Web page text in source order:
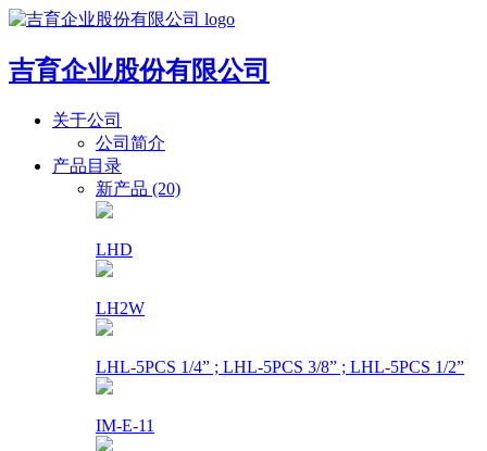
吉育企业股份有限公司
关于公司
公司简介
产品目录
新产品 (20)
LHD
LH2W
LHL-5PCS 1/4” ; LHL-5PCS 3/8” ; LHL-5PCS 1/2”
IM-E-11